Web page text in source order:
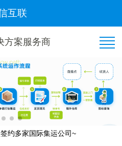
互联
方案服务商
司隆重签约！
快速下单教程
飞通物流签订《集运系统》合同！
约多家国际集运公司~